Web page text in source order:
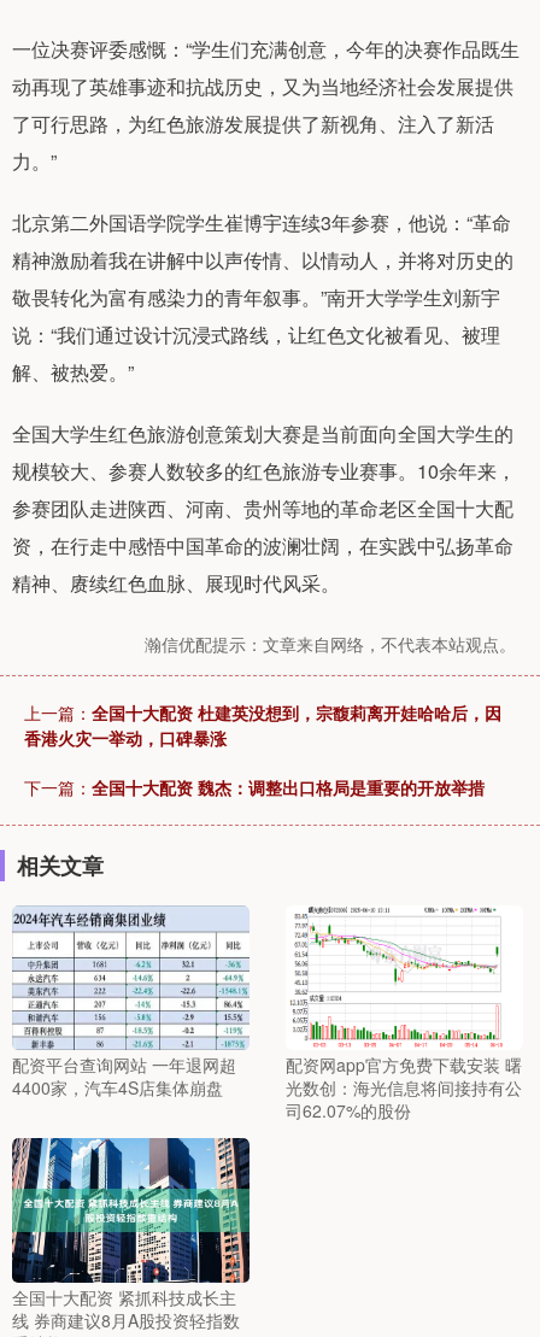
一位决赛评委感慨：“学生们充满创意，今年的决赛作品既生
动再现了英雄事迹和抗战历史，又为当地经济社会发展提供
了可行思路，为红色旅游发展提供了新视角、注入了新活
力。”
北京第二外国语学院学生崔博宇连续3年参赛，他说：“革命
精神激励着我在讲解中以声传情、以情动人，并将对历史的
敬畏转化为富有感染力的青年叙事。”南开大学学生刘新宇
说：“我们通过设计沉浸式路线，让红色文化被看见、被理
解、被热爱。”
全国大学生红色旅游创意策划大赛是当前面向全国大学生的
规模较大、参赛人数较多的红色旅游专业赛事。10余年来，
参赛团队走进陕西、河南、贵州等地的革命老区全国十大配
资，在行走中感悟中国革命的波澜壮阔，在实践中弘扬革命
精神、赓续红色血脉、展现时代风采。
瀚信优配提示：文章来自网络，不代表本站观点。
上一篇： 全国十大配资 杜建英没想到，宗馥莉离开娃哈哈后，因
香港火灾一举动，口碑暴涨
下一篇： 全国十大配资 魏杰：调整出口格局是重要的开放举措
相关文章
配资平台查询网站 一年退网超
4400家，汽车4S店集体崩盘
配资网app官方免费下载安装 曙
光数创：海光信息将间接持有公
司62.07%的股份
全国十大配资 紧抓科技成长主
线 券商建议8月A股投资轻指数